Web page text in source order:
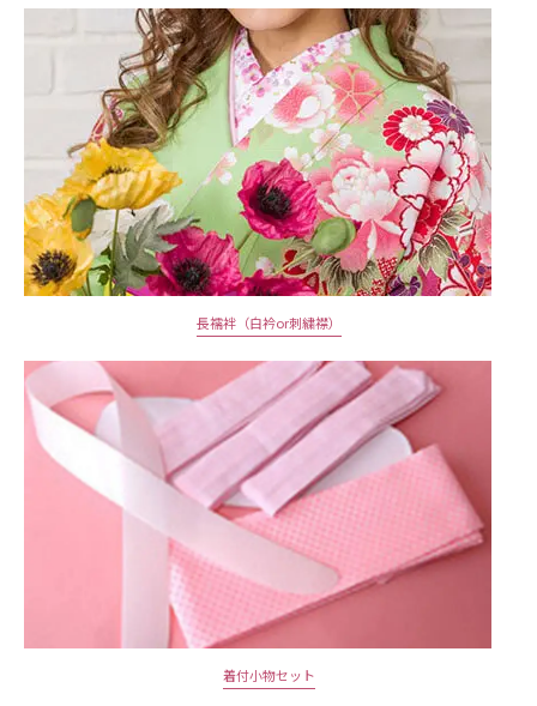
長襦袢（白衿or刺繍襟）
着付小物セット